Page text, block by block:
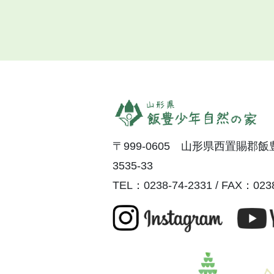
〒999-0605 山形県西置賜郡飯
3535-33
TEL：0238-74-2331 / FAX：